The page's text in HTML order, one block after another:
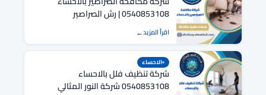
0540853108 | رش الصراصير
اقرأ المزيد
الاحساء
شركة تنظيف فلل بالاحساء
0540853108 شركة النور المثالي